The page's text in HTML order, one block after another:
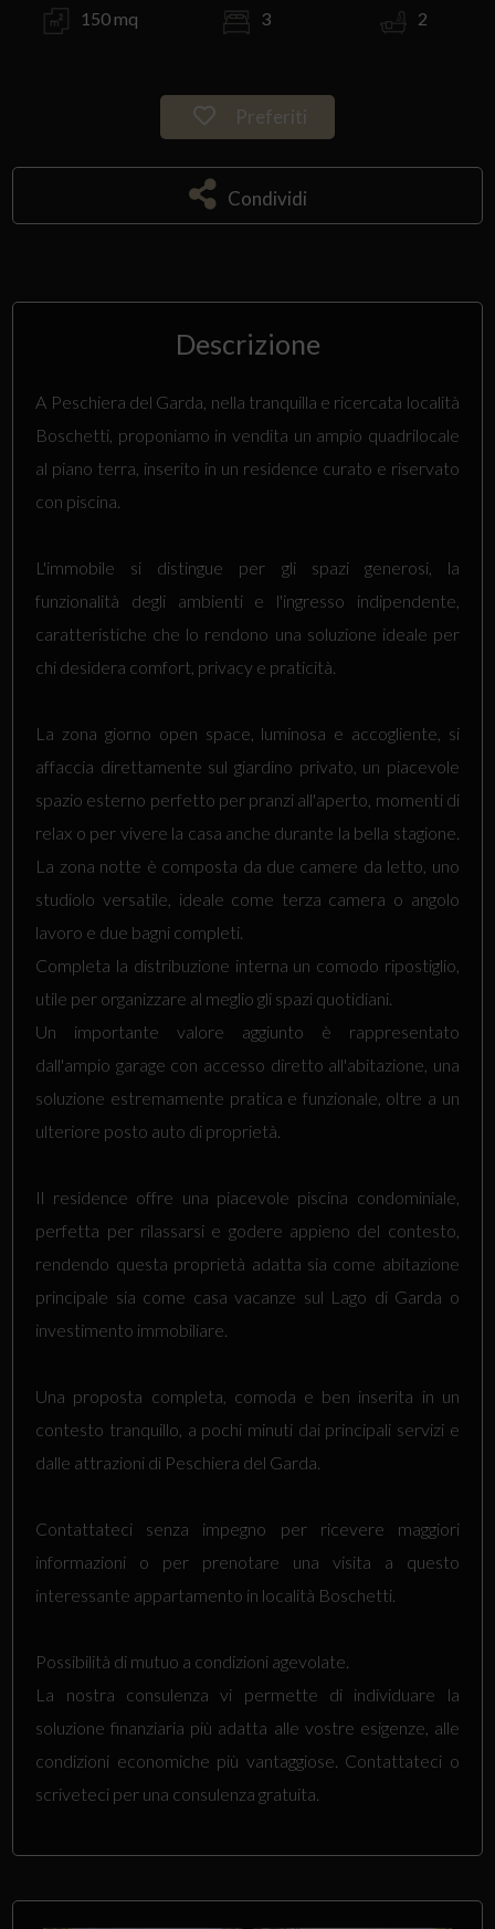
150 mq 3 2
Preferiti
Condividi
Descrizione
A Peschiera del Garda, nella tranquilla e ricercata località
Boschetti, proponiamo in vendita un ampio quadrilocale
al piano terra, inserito in un residence curato e riservato
con piscina.
L'immobile si distingue per gli spazi generosi, la
funzionalità degli ambienti e l'ingresso indipendente,
caratteristiche che lo rendono una soluzione ideale per
chi desidera comfort, privacy e praticità.
La zona giorno open space, luminosa e accogliente, si
affaccia direttamente sul giardino privato, un piacevole
spazio esterno perfetto per pranzi all'aperto, momenti di
relax o per vivere la casa anche durante la bella stagione.
La zona notte è composta da due camere da letto, uno
studiolo versatile, ideale come terza camera o angolo
lavoro e due bagni completi.
Completa la distribuzione interna un comodo ripostiglio,
utile per organizzare al meglio gli spazi quotidiani.
Un importante valore aggiunto è rappresentato
dall'ampio garage con accesso diretto all'abitazione, una
soluzione estremamente pratica e funzionale, oltre a un
ulteriore posto auto di proprietà.
Il residence offre una piacevole piscina condominiale,
perfetta per rilassarsi e godere appieno del contesto,
rendendo questa proprietà adatta sia come abitazione
principale sia come casa vacanze sul Lago di Garda o
investimento immobiliare.
Una proposta completa, comoda e ben inserita in un
contesto tranquillo, a pochi minuti dai principali servizi e
dalle attrazioni di Peschiera del Garda.
Contattateci senza impegno per ricevere maggiori
informazioni o per prenotare una visita a questo
interessante appartamento in località Boschetti.
Possibilità di mutuo a condizioni agevolate.
La nostra consulenza vi permette di individuare la
soluzione finanziaria più adatta alle vostre esigenze, alle
condizioni economiche più vantaggiose. Contattateci o
scriveteci per una consulenza gratuita.